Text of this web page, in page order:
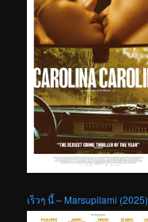
เร็วๆ นี้ – Marsupilami (2025)